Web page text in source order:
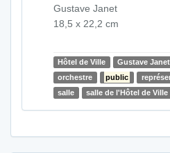
Gustave Janet
18,5 x 22,2 cm
Hôtel de Ville Gustave Janet
orchestre
public
salle
salle de l'Hôtel de Ville